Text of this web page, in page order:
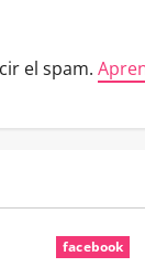
el spam.
facebook